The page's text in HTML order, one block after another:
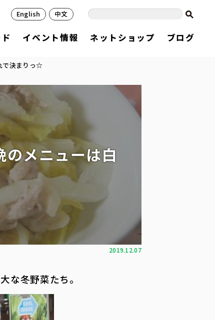
イベント情報 ネットショップ ブログ
English 中文
で決まりっ☆
メニューは白
2019.12.07
な冬野菜たち。